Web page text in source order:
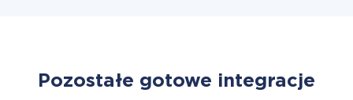
Pozostałe gotowe integracje